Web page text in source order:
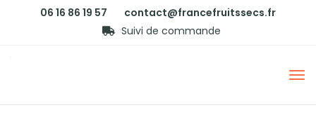
06 16 86 19 57
contact@francefruitssecs.fr
Suivi de commande